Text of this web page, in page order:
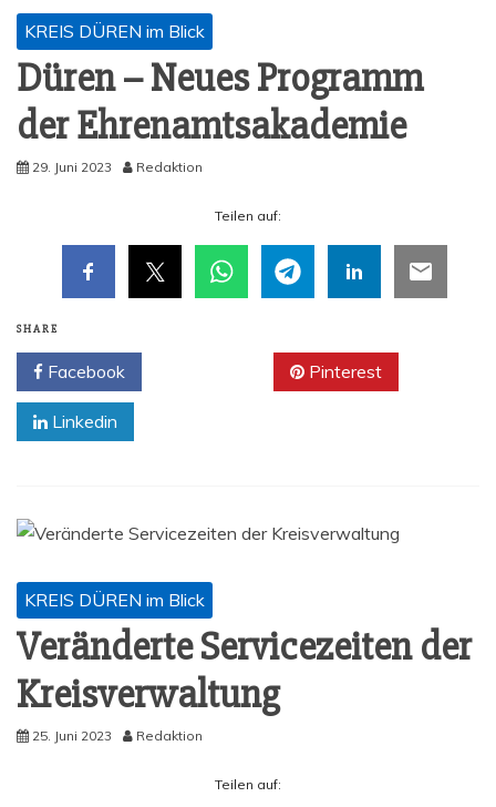
KREIS DÜREN im Blick
Düren – Neu­es Pro­gramm
der Ehrenamtsakademie
29. Juni 2023 Redaktion
Tei­len auf:
SHARE
Facebook Pinterest
Linkedin
KREIS DÜREN im Blick
Ver­än­der­te Ser­vice­zei­ten der
Kreisverwaltung
25. Juni 2023 Redaktion
Tei­len auf: